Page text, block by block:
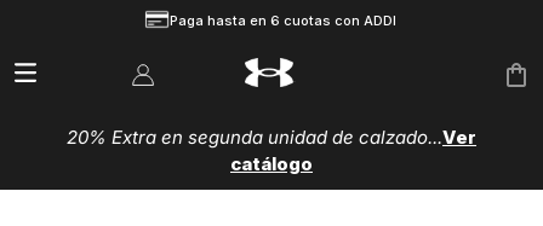
Paga hasta en 6 cuotas con ADDI
20% Extra en segunda unidad de calzado...Ver
catálogo